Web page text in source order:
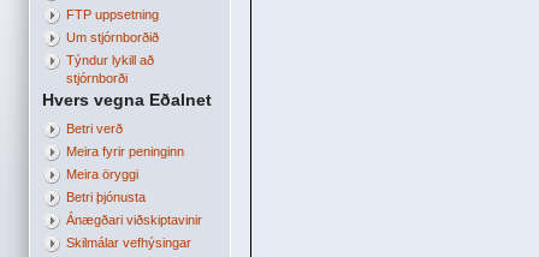
FTP uppsetning
Um stjórnborðið
Týndur lykill að
stjórnborði
Hvers vegna Eðalnet
Betri verð
Meira fyrir peninginn
Meira öryggi
Betri þjónusta
Ánægðari viðskiptavinir
Skilmálar vefhýsingar